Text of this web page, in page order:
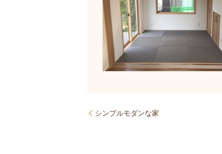
シンプルモダンな家